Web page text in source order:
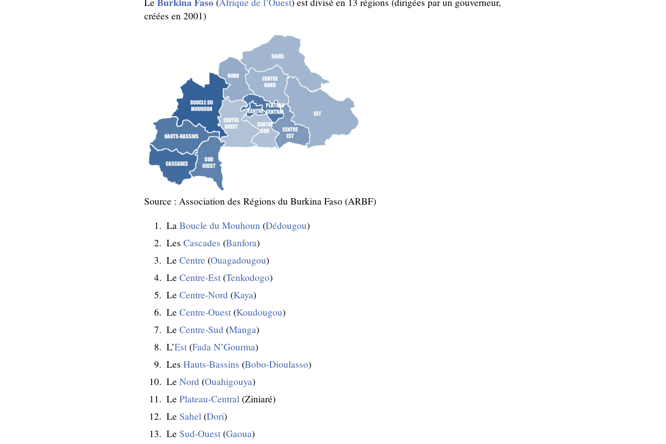
créées en 2001)
Source : Association des Régions du Burkina Faso (ARBF)
La Boucle du Mouhoun (Dédougou)
Les Cascades (Banfora)
Le Centre (Ouagadougou)
Le Centre-Est(Tenkodogo)
Le Centre-Nord (Kaya)
Le Centre-Ouest(Koudougou)
Le Centre-Sud (Manga)
L’Est(Fada N’Gourma)
Les Hauts-Bassins (Bobo-Dioulasso)
Le Nord (Ouahigouya)
Le Plateau-Central (Ziniaré)
Le Sahel (Dori)
Le Sud-Ouest(Gaoua)